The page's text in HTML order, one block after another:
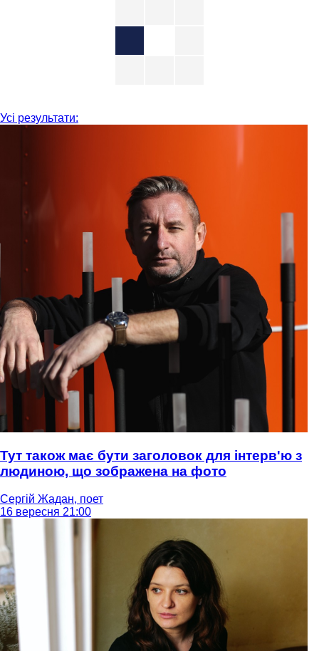
Усі результати:
Тут також має бути заголовок для інтерв'ю з
людиною, що зображена на фото
Сергій Жадан, поет
16 вересня 21:00